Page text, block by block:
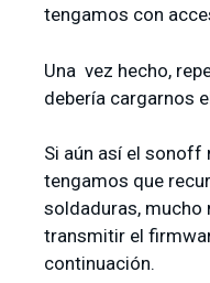
tengamos con
Una vez hecho,
debería cargarnos
Si aún así el sonoff
tengamos que
soldaduras, mucho
transmitir el
continuación.